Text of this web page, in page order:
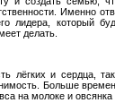
Именно
лидера, который
делать.
лёгких и сердца,
Больше
на молоке и овсянка